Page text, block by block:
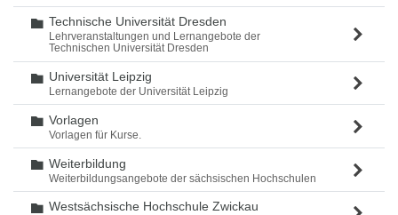
Ordner
Technische Universität Dresden
Lehrveranstaltungen und Lernangebote der
Technischen Universität Dresden
Ordner
Universität Leipzig
Lernangebote der Universität Leipzig
Ordner
Vorlagen
Vorlagen für Kurse.
Ordner
Weiterbildung
Weiterbildungsangebote der sächsischen Hochschulen
Ordner
Westsächsische Hochschule Zwickau